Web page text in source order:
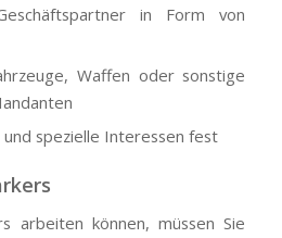
in Form von
Waffen oder sonstige
spezielle Interessen fest
arbeiten können, müssen Sie